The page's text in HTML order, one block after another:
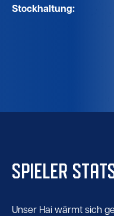
Stockhaltung:
SPIELER
Unser Hai wärmt sich